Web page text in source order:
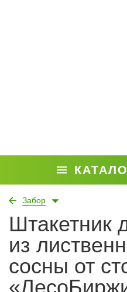
Забор
Штакетник
из
сосны от